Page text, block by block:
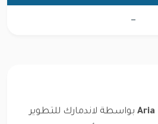
—
بواسطة لاندمارك للتطوير